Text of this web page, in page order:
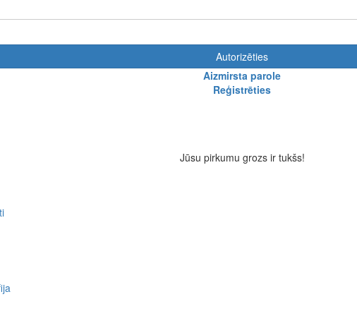
Autorizēties
Aizmirsta parole
Reģistrēties
Jūsu pirkumu grozs ir tukšs!